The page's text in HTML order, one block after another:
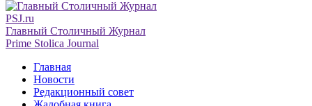
PSJ.ru
Главный Столичный Журнал
Prime Stolica Journal
Главная
Новости
Редакционный совет